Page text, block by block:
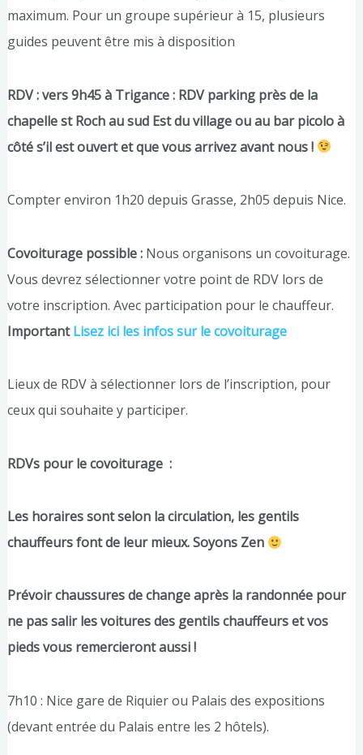
maximum. Pour un groupe supérieur à 15, plusieurs
guides peuvent être mis à disposition
RDV :vers9h45 à Trigance : RDV parking près de la
chapelle st Roch au sud Est du village ou au bar picolo à
côté s’il est ouvert et que vous arrivez avant nous !
Compter environ 1h20 depuis Grasse, 2h05 depuis Nice.
Covoiturage possible : Nous organisons un covoiturage.
Vous devrez sélectionner votre point de RDV lors de
votre inscription. Avec participation pour le chauffeur.
Important Lisez ici les infos sur le covoiturage
Lieux de RDV à sélectionner lors de l’inscription, pour
ceux qui souhaite y participer.
RDVs pour le covoiturage :
Les horaires sont selon la circulation, les gentils
chauffeurs font de leur mieux. Soyons Zen
Prévoir chaussures de change après la randonnée pour
ne pas salir les voitures des gentils chauffeurs et vos
pieds vous remercieront aussi !
7h10 : Nice gare de Riquier ou Palais des expositions
(devant entrée du Palais entre les 2 hôtels).